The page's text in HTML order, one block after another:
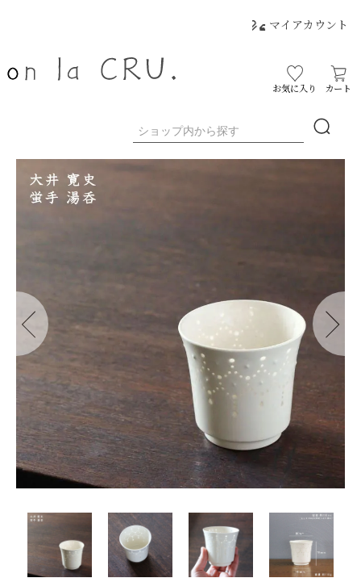
マイアカウント
お気に入り カート